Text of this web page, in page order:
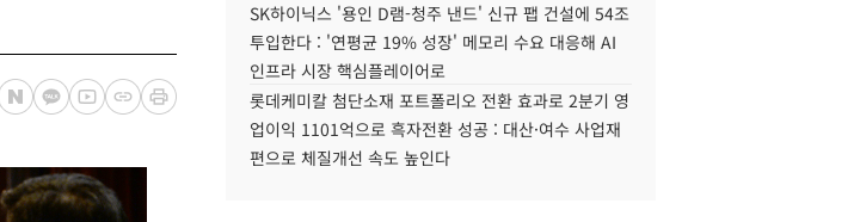
SK하이닉스 '용인 D램-청주 낸드' 신규 팹 건설에 54조
투입한다 : '연평균 19% 성장' 메모리 수요 대응해 AI
인프라 시장 핵심플레이어로
롯데케미칼 첨단소재 포트폴리오 전환 효과로 2분기 영
업이익 1101억으로 흑자전환 성공 : 대산·여수 사업재
편으로 체질개선 속도 높인다